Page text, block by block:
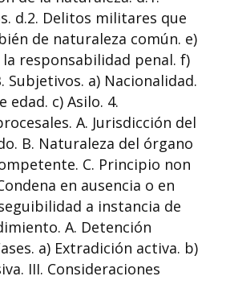
d.2. Delitos militares que
de naturaleza común. e)
responsabilidad penal. f)
Subjetivos. a) Nacionalidad.
edad. c) Asilo. 4.
A. Jurisdicción del
B. Naturaleza del órgano
C. Principio non
en ausencia o en
a instancia de
A. Detención
a) Extradición activa. b)
III. Consideraciones